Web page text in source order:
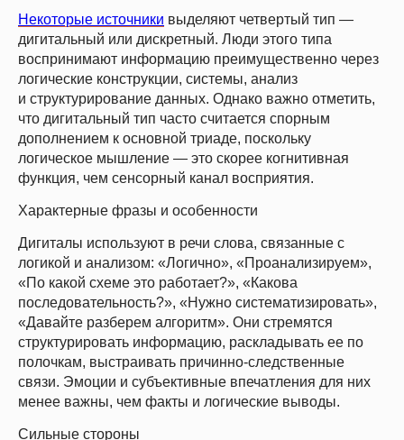
Некоторые источники выделяют четвертый тип —
дигитальный или дискретный. Люди этого типа
воспринимают информацию преимущественно через
логические конструкции, системы, анализ
и структурирование данных. Однако важно отметить,
что дигитальный тип часто считается спорным
дополнением к основной триаде, поскольку
логическое мышление — это скорее когнитивная
функция, чем сенсорный канал восприятия.
Характерные фразы и особенности
Дигиталы используют в речи слова, связанные с
логикой и анализом: «Логично», «Проанализируем»,
«По какой схеме это работает?», «Какова
последовательность?», «Нужно систематизировать»,
«Давайте разберем алгоритм». Они стремятся
структурировать информацию, раскладывать ее по
полочкам, выстраивать причинно-следственные
связи. Эмоции и субъективные впечатления для них
менее важны, чем факты и логические выводы.
Сильные стороны